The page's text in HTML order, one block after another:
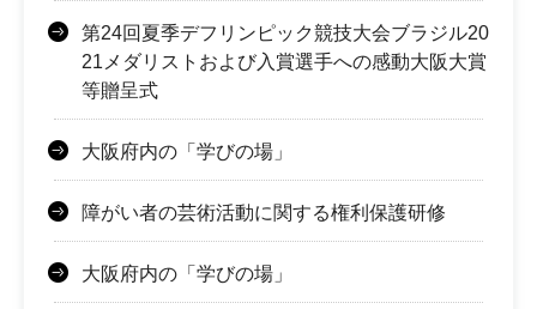
第24回夏季デフリンピック競技大会ブラジル20
21メダリストおよび入賞選手への感動大阪大賞
等贈呈式
大阪府内の「学びの場」
障がい者の芸術活動に関する権利保護研修
大阪府内の「学びの場」